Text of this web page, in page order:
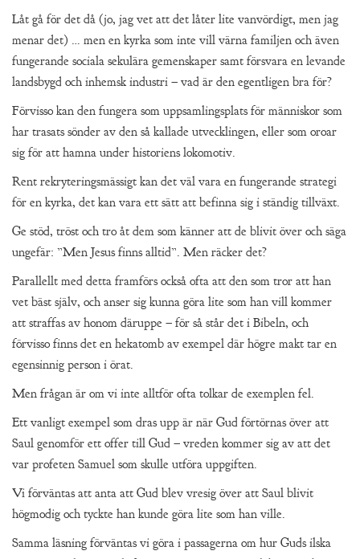
Låt gå för det då (jo, jag vet att det låter lite vanvördigt, men jag
menar det) … men en kyrka som inte vill värna familjen och även
fungerande sociala sekulära gemenskaper samt försvara en levande
landsbygd och inhemsk industri – vad är den egentligen bra för?
Förvisso kan den fungera som uppsamlingsplats för människor som
har trasats sönder av den så kallade utvecklingen, eller som oroar
sig för att hamna under historiens lokomotiv.
Rent rekryteringsmässigt kan det väl vara en fungerande strategi
för en kyrka, det kan vara ett sätt att befinna sig i ständig tillväxt.
Ge stöd, tröst och tro åt dem som känner att de blivit över och säga
ungefär: ”Men Jesus finns alltid”. Men räcker det?
Parallellt med detta framförs också ofta att den som tror att han
vet bäst själv, och anser sig kunna göra lite som han vill kommer
att straffas av honom däruppe – för så står det i Bibeln, och
förvisso finns det en hekatomb av exempel där högre makt tar en
egensinnig person i örat.
Men frågan är om vi inte alltför ofta tolkar de exemplen fel.
Ett vanligt exempel som dras upp är när Gud förtörnas över att
Saul genomför ett offer till Gud – vreden kommer sig av att det
var profeten Samuel som skulle utföra uppgiften.
Vi förväntas att anta att Gud blev vresig över att Saul blivit
högmodig och tyckte han kunde göra lite som han ville.
Samma läsning förväntas vi göra i passagerna om hur Guds ilska